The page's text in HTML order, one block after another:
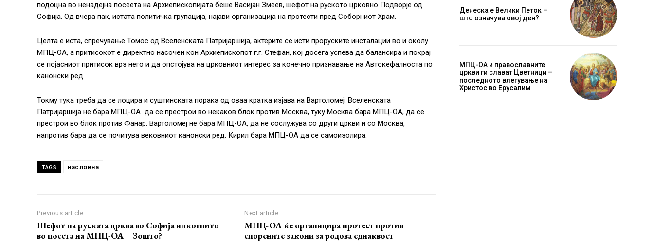
подоцна во ненадејна посеета на Архиепископијата беше Васијан Змеев, шефот на руското црковно Подворје од
Софија. Од вчера пак, истата политичка групација, најави организација на протести пред Соборниот Храм.
Целта е иста, спречување Томос од Вселенската Патријаршија, актерите се исти проруските инсталации во и околу
МПЦ-ОА, а притисокот е директно насочен кон Архиепископот г.г. Стефан, кој досега успева да балансира и покрај
се појасниот притисок врз него и да опстојува на црковниот интерес за конечно признавање на Автокефалноста по
канонски ред.
Токму тука треба да се лоцира и суштинската порака од оваа кратка изјава на Вартоломеј. Вселенската
Патријаршија не бара МПЦ-ОА да се престрои во некаков блок против Москва, туку Москва бара МПЦ-ОА, да се
престрои во блок против Фанар. Вартоломеј не бара МПЦ-ОА, да не сослужува со други цркви и со Москва,
напротив бара да се почитува вековниот канонски ред. Кирил бара МПЦ-ОА да се самоизолира.
TAGS насловна
Previous article
Шефот на руската црква во Софија инкогнито
во посета на МПЦ-ОА – Зошто?
Next article
МПЦ-ОА ќе органицира протест против
спорените закони за родова еднаквост
Денеска е Велики Петок –
што означува овој ден?
МПЦ-ОА и православните
цркви ги слават Цветници –
последното влегување на
Христос во Ерусалим